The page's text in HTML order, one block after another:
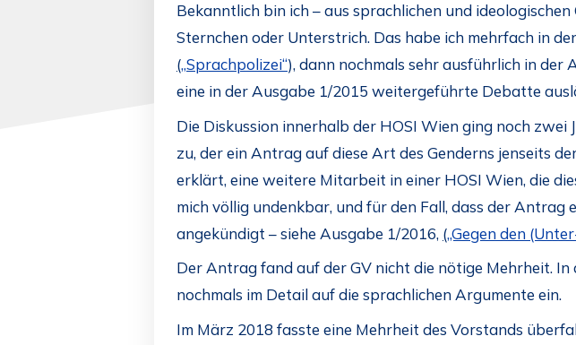
Bekanntlich bin ich – aus sprachlichen und
Sternchen oder Unterstrich. Das habe ich mehrfach in
(„Sprachpolizei“), dann nochmals sehr ausführlich in der
eine in der Ausgabe 1/2015 weitergeführte Debatte
Die Diskussion innerhalb der HOSI Wien ging noch
zu, der ein Antrag auf diese Art des Genderns jenseits
erklärt, eine weitere Mitarbeit in einer HOSI Wien, die
mich völlig undenkbar, und für den Fall, dass der Antrag
angekündigt – siehe Ausgabe 1/2016, („Gegen den
Der Antrag fand auf der GV nicht die nötige Mehrheit. In
nochmals im Detail auf die sprachlichen Argumente ein.
Im März 2018 fasste eine Mehrheit des Vorstands